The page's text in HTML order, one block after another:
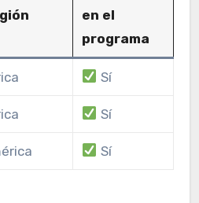
en el
programa
Sí
Sí
Sí